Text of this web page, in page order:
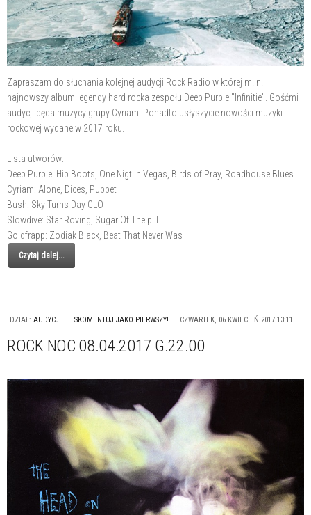
Zapraszam do słuchania kolejnej audycji Rock Radio w której m.in.
najnowszy album legendy hard rocka zespołu Deep Purple "Infinitie". Gośćmi
audycji będa muzycy grupy Cyriam. Ponadto usłyszycie nowości muzyki
rockowej wydane w 2017 roku.
Lista utworów:
Deep Purple: Hip Boots, One Nigt In Vegas, Birds of Pray, Roadhouse Blues
Cyriam: Alone, Dices, Puppet
Bush: Sky Turns Day GLO
Slowdive: Star Roving, Sugar Of The pill
Goldfrapp: Zodiak Black, Beat That Never Was
Czytaj dalej...
DZIAŁ: AUDYCJE SKOMENTUJ JAKO PIERWSZY! CZWARTEK, 06 KWIECIEŃ 2017 13:11
ROCK NOC 08.04.2017 G.22.00